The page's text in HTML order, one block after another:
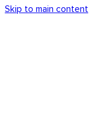
Skip to main content